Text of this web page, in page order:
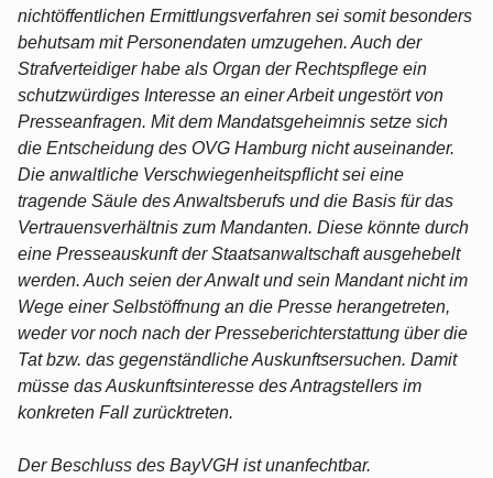
nichtöffentlichen Ermittlungsverfahren sei somit besonders
behutsam mit Personendaten umzugehen. Auch der
Strafverteidiger habe als Organ der Rechtspflege ein
schutzwürdiges Interesse an einer Arbeit ungestört von
Presseanfragen. Mit dem Mandatsgeheimnis setze sich
die Entscheidung des OVG Hamburg nicht auseinander.
Die anwaltliche Verschwiegenheitspflicht sei eine
tragende Säule des Anwaltsberufs und die Basis für das
Vertrauensverhältnis zum Mandanten. Diese könnte durch
eine Presseauskunft der Staatsanwaltschaft ausgehebelt
werden. Auch seien der Anwalt und sein Mandant nicht im
Wege einer Selbstöffnung an die Presse herangetreten,
weder vor noch nach der Presseberichterstattung über die
Tat bzw. das gegenständliche Auskunftsersuchen. Damit
müsse das Auskunftsinteresse des Antragstellers im
konkreten Fall zurücktreten.
Der Beschluss des BayVGH ist unanfechtbar.